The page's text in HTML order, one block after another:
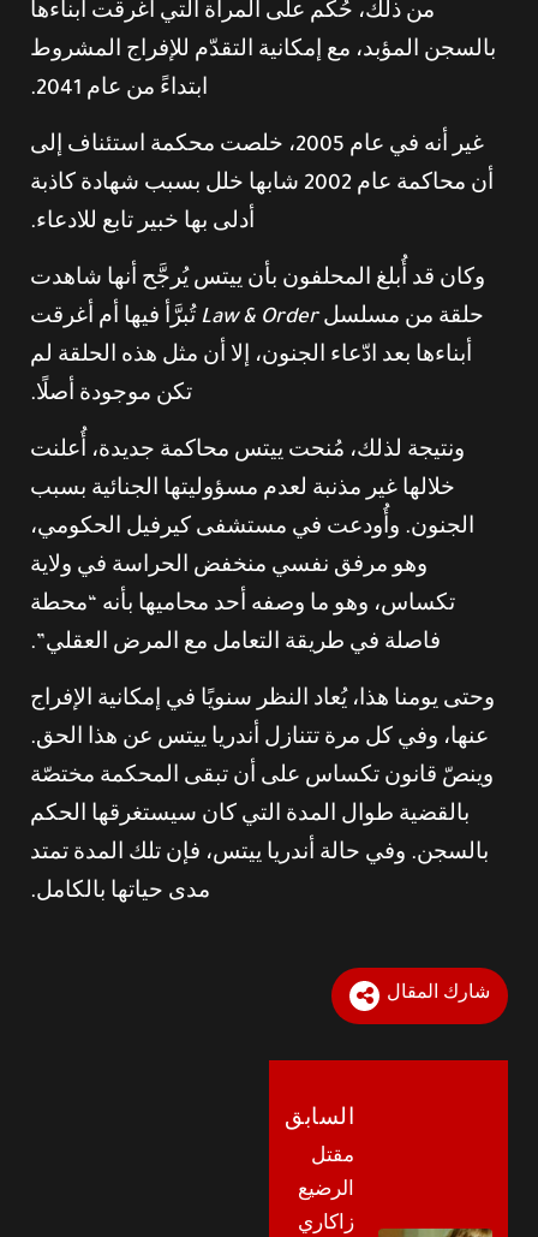
من ذلك، حُكم على المرأة التي أغرقت أبناءها
بالسجن المؤبد، مع إمكانية التقدّم للإفراج المشروط
ابتداءً من عام 2041.
غير أنه في عام 2005، خلصت محكمة استئناف إلى
أن محاكمة عام 2002 شابها خلل بسبب شهادة كاذبة
أدلى بها خبير تابع للادعاء.
وكان قد أُبلغ المحلفون بأن ييتس يُرجَّح أنها شاهدت
حلقة من مسلسلLaw & Order تُبرَّأ فيها أم أغرقت
أبناءها بعد ادّعاء الجنون، إلا أن مثل هذه الحلقة لم
تكن موجودة أصلًا.
ونتيجة لذلك، مُنحت ييتس محاكمة جديدة، أُعلنت
خلالها غير مذنبة لعدم مسؤوليتها الجنائية بسبب
الجنون. وأُودعت في مستشفى كيرفيل الحكومي،
وهو مرفق نفسي منخفض الحراسة في ولاية
تكساس، وهو ما وصفه أحد محاميها بأنه “محطة
فاصلة في طريقة التعامل مع المرض العقلي”.
وحتى يومنا هذا، يُعاد النظر سنويًا في إمكانية الإفراج
عنها، وفي كل مرة تتنازل أندريا ييتس عن هذا الحق.
وينصّ قانون تكساس على أن تبقى المحكمة مختصّة
بالقضية طوال المدة التي كان سيستغرقها الحكم
بالسجن. وفي حالة أندريا ييتس، فإن تلك المدة تمتد
مدى حياتها بالكامل.
شارك المقال
السابق
مقتل
الرضيع
زاكاري